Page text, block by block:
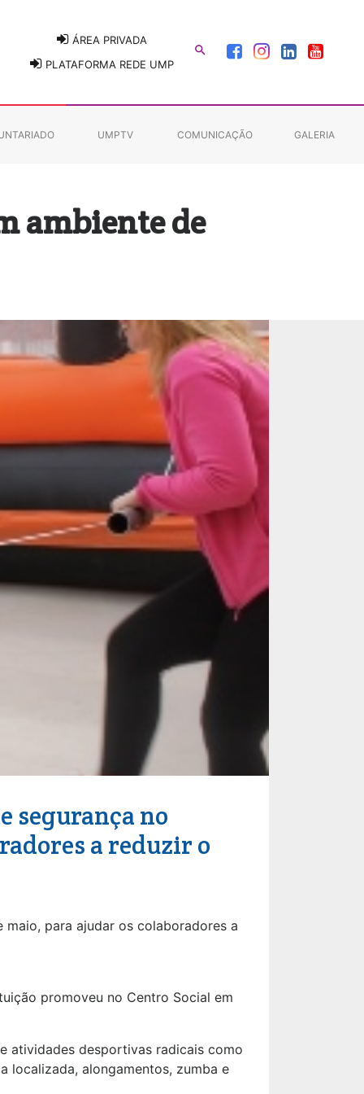
ÁREA PRIVADA
PLATAFORMA REDE UMP

UMPTV COMUNICAÇÃO GALERIA
ambiente de
segurança no
a reduzir o
para ajudar os colaboradores a
promoveu no Centro Social em
atividades desportivas radicais como
localizada, alongamentos, zumba e